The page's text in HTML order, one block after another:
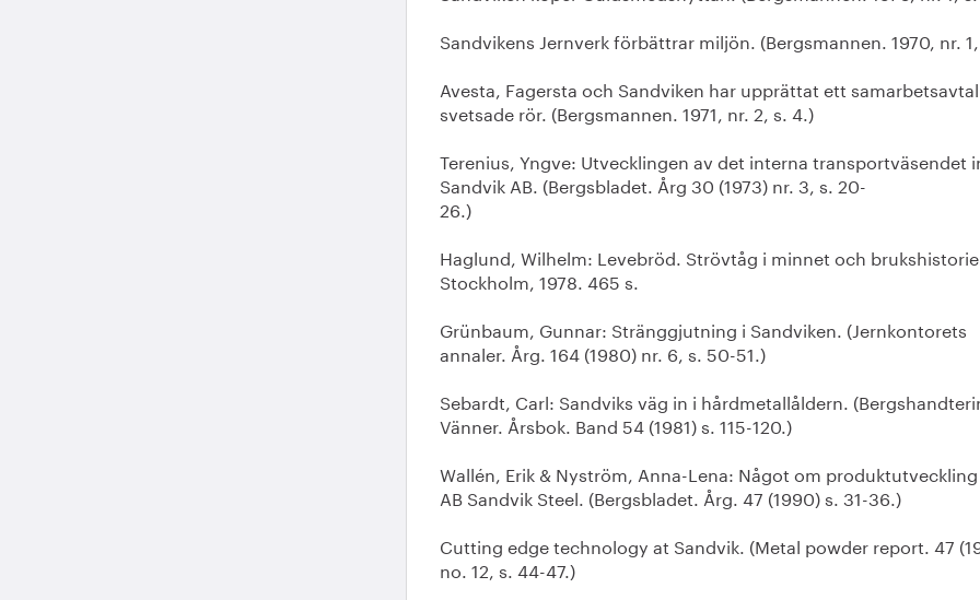
Sandvikens Jernverk förbättrar miljön. (Bergsmannen. 1970, nr.
Avesta, Fagersta och Sandviken har upprättat ett
svetsade rör. (Bergsmannen. 1971, nr. 2, s. 4.)
Terenius, Yngve: Utvecklingen av det interna transportväsendet
Sandvik AB. (Bergsbladet. Årg 30 (1973) nr. 3, s. 20-
26.)
Haglund, Wilhelm: Levebröd. Strövtåg i minnet och
Stockholm, 1978. 465 s.
Grünbaum, Gunnar: Stränggjutning i Sandviken. (Jernkontorets
annaler. Årg. 164 (1980) nr. 6, s. 50-51.)
Sebardt, Carl: Sandviks väg in i hårdmetallåldern.
Vänner. Årsbok. Band 54 (1981) s. 115-120.)
Wallén, Erik & Nyström, Anna-Lena: Något om
AB Sandvik Steel. (Bergsbladet. Årg. 47 (1990) s. 31-36.)
Cutting edge technology at Sandvik. (Metal powder report. 47
no. 12, s. 44-47.)